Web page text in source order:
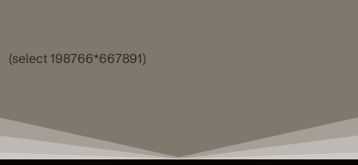
(select 198766*667891)